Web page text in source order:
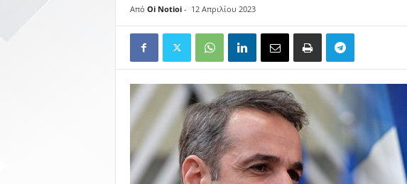
Από Oi Notioi- 12 Απριλίου 2023